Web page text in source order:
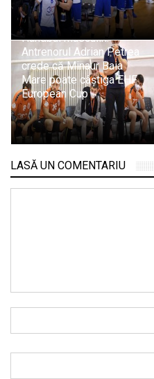
Handbal masculin.
Antrenorul Adrian Petrea
crede că Minaur Baia
Mare poate câștiga EHF
European Cup
LASĂ UN COMENTARIU